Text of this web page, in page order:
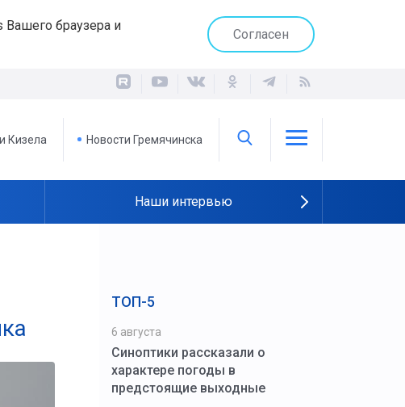
Вашего браузера и
Согласен
Кизела Новости Гремячинска
Наши интервью
ТОП-5
6 августа
Синоптики рассказали о
характере погоды в
предстоящие выходные